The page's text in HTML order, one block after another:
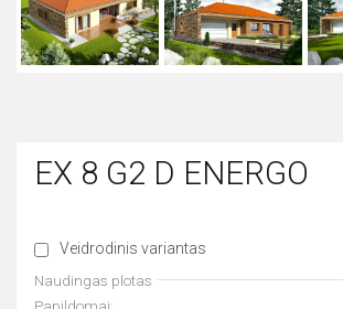
EX 8 G2 D ENERGO
Veidrodinis variantas
Naudingas plotas